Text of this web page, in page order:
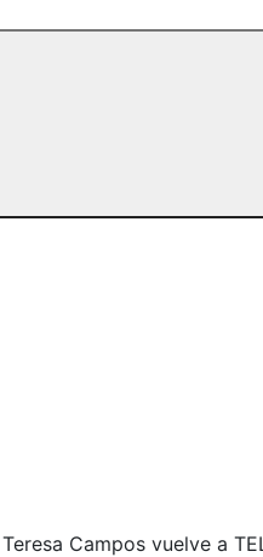
Campos vuelve a